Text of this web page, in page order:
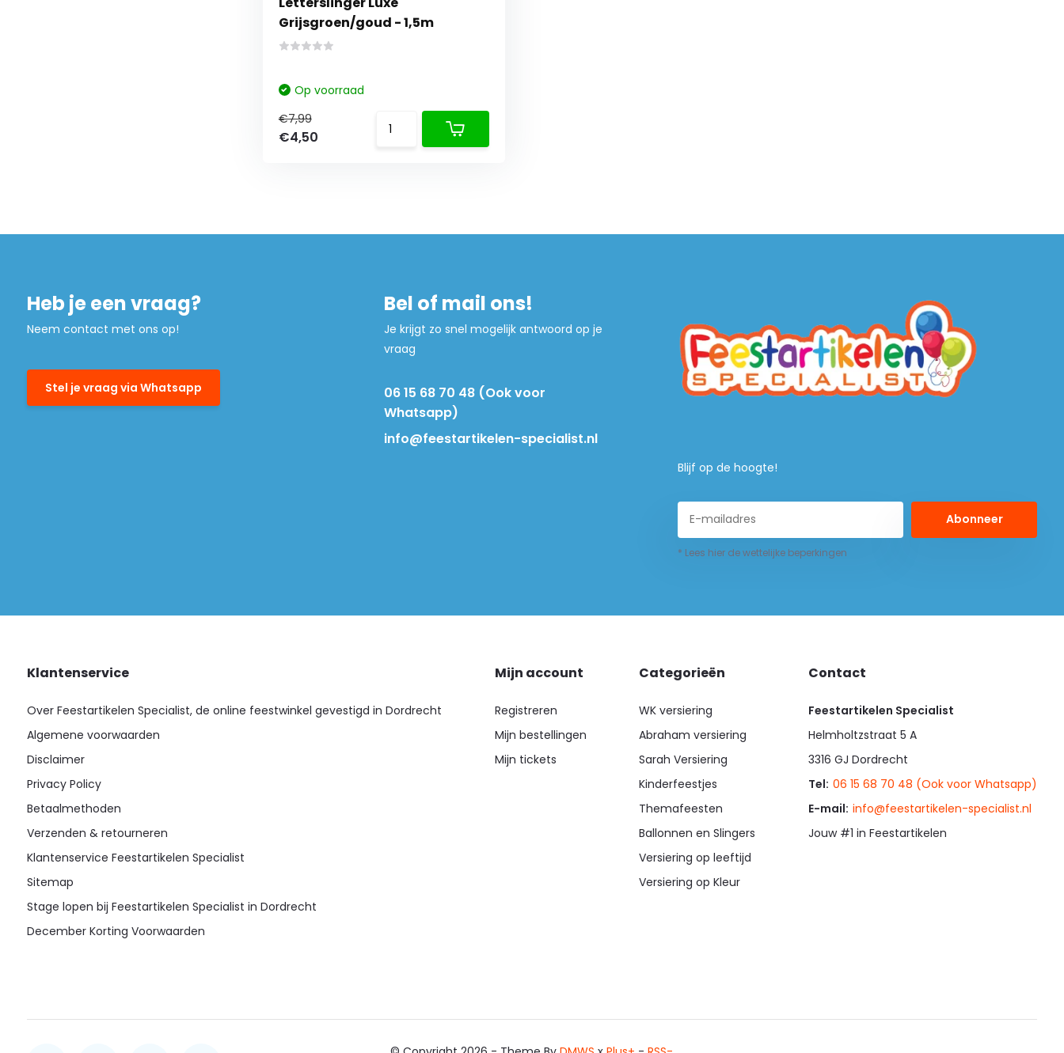
Grijsgroen/goud - 1,5m
Op voorraad
€7,99
€4,50
Heb je een vraag?
Neem contact met ons op!
Stel je vraag via Whatsapp
Bel of mail ons!
Je krijgt zo snel mogelijk antwoord op je
vraag
06 15 68 70 48 (Ook voor
Whatsapp)
info@feestartikelen-specialist.nl
Blijf op de hoogte!
Abonneer
* Lees hier de wettelijke beperkingen
Klantenservice
Over Feestartikelen Specialist, de online feestwinkel gevestigd in Dordrecht
Algemene voorwaarden
Disclaimer
Privacy Policy
Betaalmethoden
Verzenden & retourneren
Klantenservice Feestartikelen Specialist
Sitemap
Stage lopen bij Feestartikelen Specialist in Dordrecht
December Korting Voorwaarden
Mijn account
Registreren
Mijn bestellingen
Mijn tickets
Categorieën
WK versiering
Abraham versiering
Sarah Versiering
Kinderfeestjes
Themafeesten
Ballonnen en Slingers
Versiering op leeftijd
Versiering op Kleur
Contact
Feestartikelen Specialist
Helmholtzstraat 5 A
3316 GJ Dordrecht
Tel: 06 15 68 70 48 (Ook voor Whatsapp)
E-mail: info@feestartikelen-specialist.nl
Jouw #1 in Feestartikelen